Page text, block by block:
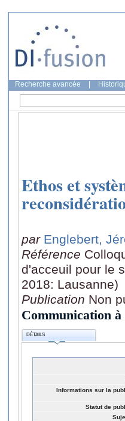
Recherche avancée
Ethos et
par Englebert,
Référence
d'acceuil pour le
2018: Lausanne)
Publication Non
Communication
DÉTAILS
Informations sur la
Statut de